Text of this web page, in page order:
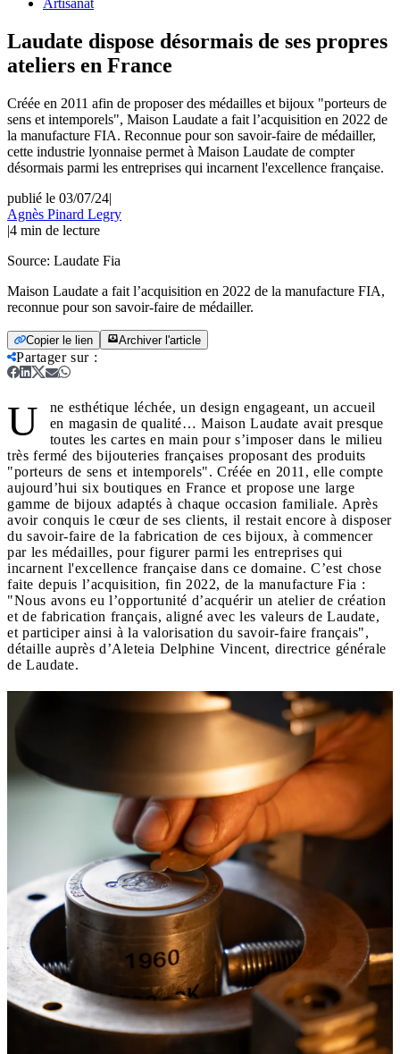
Artisanat
Laudate dispose désormais de ses propres
ateliers en France
Créée en 2011 afin de proposer des médailles et bijoux "porteurs de
sens et intemporels", Maison Laudate a fait l’acquisition en 2022 de
la manufacture FIA. Reconnue pour son savoir-faire de médailler,
cette industrie lyonnaise permet à Maison Laudate de compter
désormais parmi les entreprises qui incarnent l'excellence française.
publié le 03/07/24|
Agnès Pinard Legry
|4 min de lecture
Source: Laudate Fia
Maison Laudate a fait l’acquisition en 2022 de la manufacture FIA,
reconnue pour son savoir-faire de médailler.
Copier le lien Archiver l'article
Partager sur:
U
ne esthétique léchée, un design engageant, un accueil
en magasin de qualité… Maison Laudate avait presque
toutes les cartes en main pour s’imposer dans le milieu
très fermé des bijouteries françaises proposant des produits
"porteurs de sens et intemporels". Créée en 2011, elle compte
aujourd’hui six boutiques en France et propose une large
gamme de bijoux adaptés à chaque occasion familiale. Après
avoir conquis le cœur de ses clients, il restait encore à disposer
du savoir-faire de la fabrication de ces bijoux, à commencer
par les médailles, pour figurer parmi les entreprises qui
incarnent l'excellence française dans ce domaine. C’est chose
faite depuis l’acquisition, fin 2022, de la manufacture Fia :
"Nous avons eu l’opportunité d’acquérir un atelier de création
et de fabrication français, aligné avec les valeurs de Laudate,
et participer ainsi à la valorisation du savoir-faire français",
détaille auprès d’Aleteia Delphine Vincent, directrice générale
de Laudate.